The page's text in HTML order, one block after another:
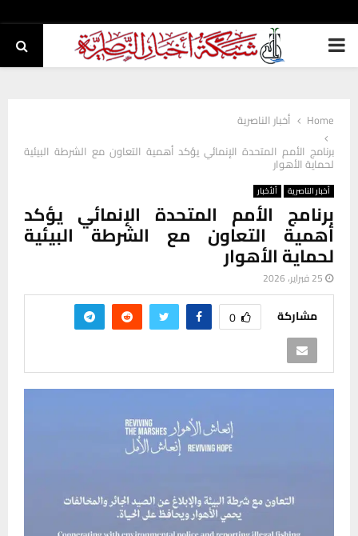
PRIMARY
Home
أخبار الناصرية
برنامج الأمم المتحدة الإنمائي يؤكد أهمية التعاون مع الشرطة البيئية
لحماية الأهوار
أخبار الناصرية ألأخبار
برنامج الأمم المتحدة الإنمائي يؤكد
أهمية التعاون مع الشرطة البيئية
لحماية الأهوار
25 فبراير، 2026
مشاركة 0